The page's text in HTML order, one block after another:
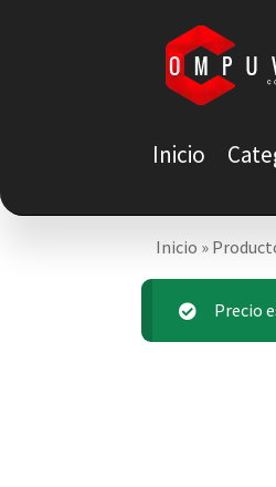
Saltar
navegación
contenido
Inicio
Inicio »
Precio